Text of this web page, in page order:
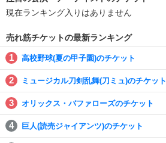
現在ランキング入りはありません
売れ筋チケットの最新ランキング
高校野球(夏の甲子園)のチケット
ミュージカル刀剣乱舞(刀ミュ)のチケット
オリックス・バファローズのチケット
巨人(読売ジャイアンツ)のチケット